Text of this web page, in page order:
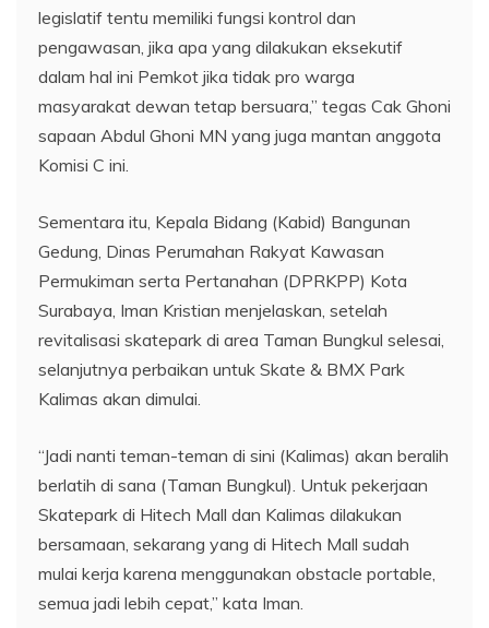
legislatif tentu memiliki fungsi kontrol dan
pengawasan, jika apa yang dilakukan eksekutif
dalam hal ini Pemkot jika tidak pro warga
masyarakat dewan tetap bersuara,” tegas Cak Ghoni
sapaan Abdul Ghoni MN yang juga mantan anggota
Komisi C ini.
Sementara itu, Kepala Bidang (Kabid) Bangunan
Gedung, Dinas Perumahan Rakyat Kawasan
Permukiman serta Pertanahan (DPRKPP) Kota
Surabaya, Iman Kristian menjelaskan, setelah
revitalisasi skatepark di area Taman Bungkul selesai,
selanjutnya perbaikan untuk Skate & BMX Park
Kalimas akan dimulai.
“Jadi nanti teman-teman di sini (Kalimas) akan beralih
berlatih di sana (Taman Bungkul). Untuk pekerjaan
Skatepark di Hitech Mall dan Kalimas dilakukan
bersamaan, sekarang yang di Hitech Mall sudah
mulai kerja karena menggunakan obstacle portable,
semua jadi lebih cepat,” kata Iman.